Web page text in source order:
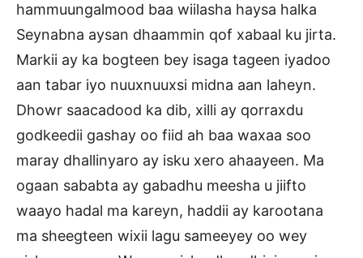
hammuungalmood baa wiilasha haysa halka
Seynabna aysan dhaammin qof xabaal ku jirta.
Markii ay ka bogteen bey isaga tageen iyadoo
aan tabar iyo nuuxnuuxsi midna aan laheyn.
Dhowr saacadood ka dib, xilli ay qorraxdu
godkeedii gashay oo fiid ah baa waxaa soo
maray dhallinyaro ay isku xero ahaayeen. Ma
ogaan sababta ay gabadhu meesha u jiifto
waayo hadal ma kareyn, haddii ay karootana
ma sheegteen wixii lagu sameeyey oo wey